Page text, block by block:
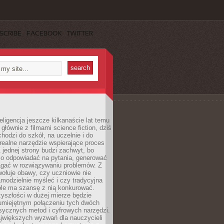
FACEBOOK TWITTER
jeszcze kilkanaście lat temu
głównie z filmami science fiction, dziś
do szkół, na uczelnie i do
narzędzie wspierające proces
jednej strony budzi zachwyt, bo
odpowiadać na pytania, generować
w rozwiązywaniu problemów. Z
obawy, czy uczniowie nie
myśleć i czy tradycyjna
ma szansę z nią konkurować.
w dużej mierze będzie
połączeniu tych dwóch
metod i cyfrowych narzędzi.
wyzwań dla nauczycieli